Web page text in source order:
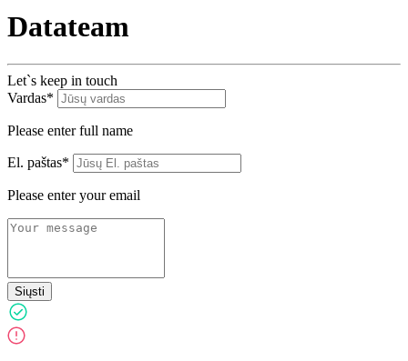
Datateam
Let`s keep in touch
Vardas*
Please enter full name
El. paštas*
Please enter your email
Siųsti